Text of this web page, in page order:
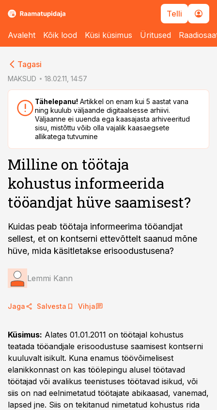
Telli
Avaleht Kõik lood Küsi küsimus Üritused
Tagasi
MAKSUD 18.02.11, 14:57
Tähelepanu! Artikkel on enam kui 5 aastat vana
ning kuulub väljaande digitaalsesse arhiivi.
Väljaanne ei uuenda ega kaasajasta arhiveeritud
sisu, mistõttu võib olla vajalik kaasaegsete
allikatega tutvumine
Milline on töötaja
kohustus informeerida
tööandjat hüve saamisest?
Kuidas peab töötaja informeerima tööandjat
sellest, et on kontserni ettevõttelt saanud mõne
hüve, mida käsitletakse erisoodustusena?
Lemmi Kann
Jaga Salvesta Vihja
Küsimus: Alates 01.01.2011 on töötajal kohustus
teatada tööandjale erisoodustuse saamisest kontserni
kuuluvalt isikult. Kuna enamus töövõimelisest
elanikkonnast on kas töölepingu alusel töötavad
töötajad või avalikus teenistuses töötavad isikud, või
siis on nad eelnimetatud töötajate abikaasad, vanemad,
lapsed jne. Siis on tekitanud nimetatud kohustus rida